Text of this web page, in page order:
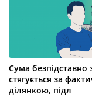
Сума
стягується за
ділянкою, підл